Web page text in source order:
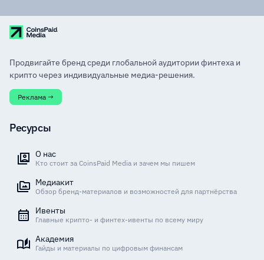
Продвигайте бренд среди глобальной аудитории финтеха и
крипто через индивидуальные медиа-решения.
Реклама →
Ресурсы
О нас
Кто стоит за CoinsPaid Media и зачем мы пишем
Медиакит
Обзор бренд-материалов и возможностей для партнёрства
Ивенты
Главные крипто- и финтех-ивенты по всему миру
Академия
Гайды и материалы по цифровым финансам